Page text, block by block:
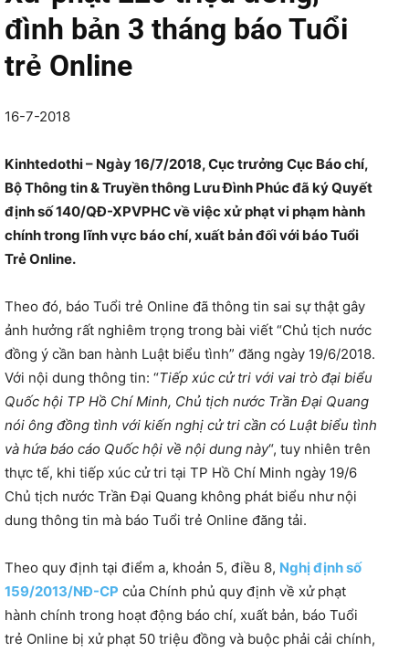
đình bản 3 tháng báo Tuổi
trẻ Online
16-7-2018
Kinhtedothi – Ngày 16/7/2018, Cục trưởng Cục Báo chí,
Bộ Thông tin & Truyền thông Lưu Đình Phúc đã ký Quyết
định số 140/QĐ-XPVPHC về việc xử phạt vi phạm hành
chính trong lĩnh vực báo chí, xuất bản đối với báo Tuổi
Trẻ Online.
Theo đó, báo Tuổi trẻ Online đã thông tin sai sự thật gây
ảnh hưởng rất nghiêm trọng trong bài viết “Chủ tịch nước
đồng ý cần ban hành Luật biểu tình” đăng ngày 19/6/2018.
Với nội dung thông tin: “Tiếp xúc cử tri với vai trò đại biểu
Quốc hội TP Hồ Chí Minh, Chủ tịch nước Trần Đại Quang
nói ông đồng tình với kiến nghị cử tri cần có Luật biểu tình
và hứa báo cáo Quốc hội về nội dung này“, tuy nhiên trên
thực tế, khi tiếp xúc cử tri tại TP Hồ Chí Minh ngày 19/6
Chủ tịch nước Trần Đại Quang không phát biểu như nội
dung thông tin mà báo Tuổi trẻ Online đăng tải.
Theo quy định tại điểm a, khoản 5, điều 8, Nghị định số
159/2013/NĐ-CP của Chính phủ quy định về xử phạt
hành chính trong hoạt động báo chí, xuất bản, báo Tuổi
trẻ Online bị xử phạt 50 triệu đồng và buộc phải cải chính,